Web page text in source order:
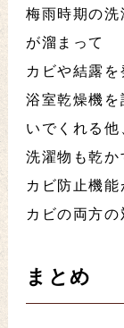
梅雨時期の
が溜まって
カビや結露を
浴室乾燥機
いでくれる他
洗濯物も乾か
カビ防止機
カビの両方の
まとめ